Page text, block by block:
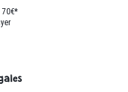
70€*